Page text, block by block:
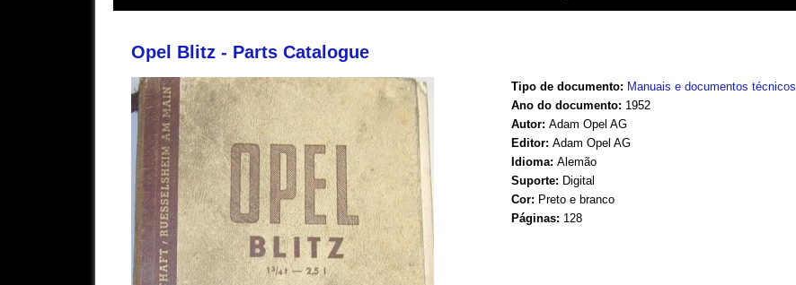
Opel Blitz - Parts Catalogue
Tipo de documento: Manuais e documentos técnicos
Ano do documento: 1952
Autor:Adam Opel AG
Editor:Adam Opel AG
Idioma:Alemão
Suporte: Digital
Cor: Preto e branco
Páginas: 128